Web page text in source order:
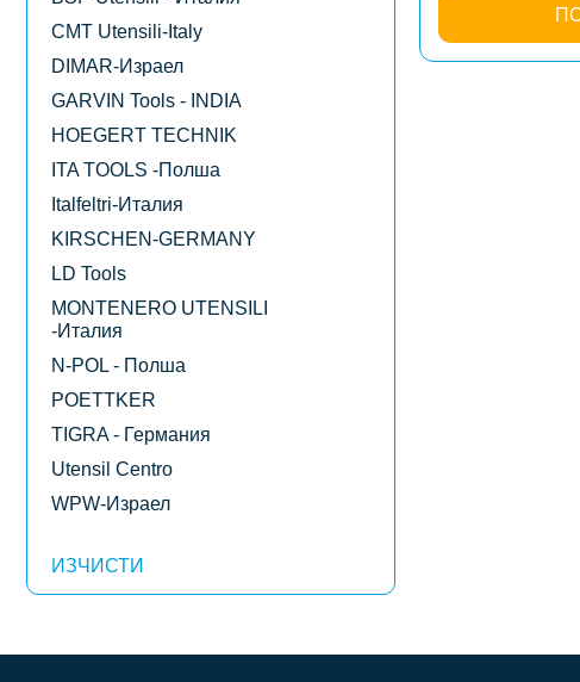
лв.)
through
CMT Utensili-Italy
DIMAR-Израел
GARVIN Tools - INDIA
HOEGERT TECHNIK
ITA TOOLS -Полша
Italfeltri-Италия
KIRSCHEN-GERMANY
LD Tools
MONTENERO UTENSILI
-Италия
N-POL - Полша
POETTKER
TIGRA - Германия
Utensil Centro
WPW-Израел